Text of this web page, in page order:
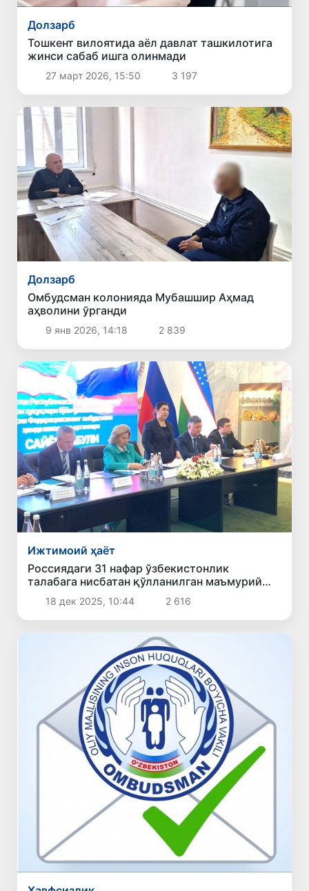
Долзарб
Тошкент вилоятида аёл давлат ташкилотига
жинси сабаб ишга олинмади
27 март 2026, 15:50 3 197
Долзарб
Омбудсман колонияда Мубашшир Аҳмад
аҳволини ўрганди
9 янв 2026, 14:18 2 839
Ижтимоий ҳаёт
Россиядаги 31 нафар ўзбекистонлик
талабага нисбатан қўлланилган маъмурий
жазо бекор қилинди
18 дек 2025, 10:44 2 616